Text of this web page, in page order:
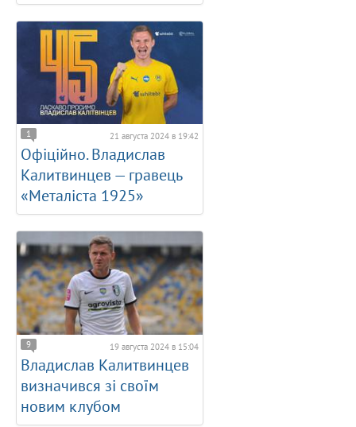
1 21 августа 2024 в 19:42
Офіційно. Владислав
Калитвинцев — гравець
«Металіста 1925»
9 19 августа 2024 в 15:04
Владислав Калитвинцев
визначився зі своїм
новим клубом